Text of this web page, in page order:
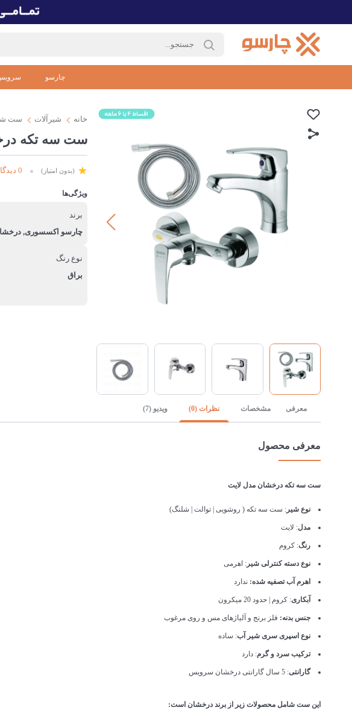
چارسو
خانه شیرآلات ست
ست سه تکه
(بدون امتیاز) 0 دیدگاه
ویژگی‌ها
برند
چارسو اکسسوری,
نوع رنگ
براق
معرفی مشخصات نظرات (0) ویدیو (7)
معرفی محصول
ست سه تکه درخشان مدل لایت
نوع شیر : ست سه تکه ( روشویی | توالت | شلنگ)
مدل: لایت
رنگ: کروم
نوع دسته کنترلی شیر : اهرمی
اهرم آب تصفیه شده: ندارد
آبکاری: کروم | حدود 20 میکرون
جنس بدنه: فلز برنج و آلیاژهای مس و روی مرغوب
نوع اسپری سری شیر آب: ساده
ترکیب سرد و گرم: دارد
گارانتی: 5 سال گارانتی درخشان سرویس
این ست شامل محصولات زیر از برند درخشان است: